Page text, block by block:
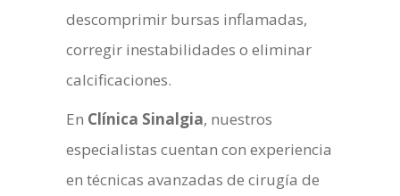
descomprimir bursas inflamadas,
corregir inestabilidades o eliminar
calcificaciones.
En Clínica Sinalgia, nuestros
especialistas cuentan con experiencia
en técnicas avanzadas de cirugía de